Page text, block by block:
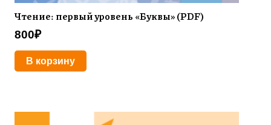
Чтение: первый уровень «Буквы» (PDF)
800₽
В корзину